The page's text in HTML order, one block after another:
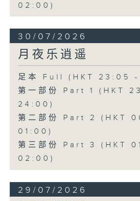
02:00)
30/07/2026
月夜乐逍遥
足本 Full (HKT 23:05
第一部份 Part 1 (HKT
24:00)
第二部份 Part 2 (HKT
01:00)
第三部份 Part 3 (HKT
02:00)
29/07/2026